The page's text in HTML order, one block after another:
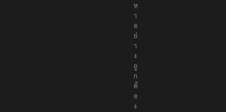
นื้
อ
ห
า
อ
ย่
า
ง
ถู
ก
ต้